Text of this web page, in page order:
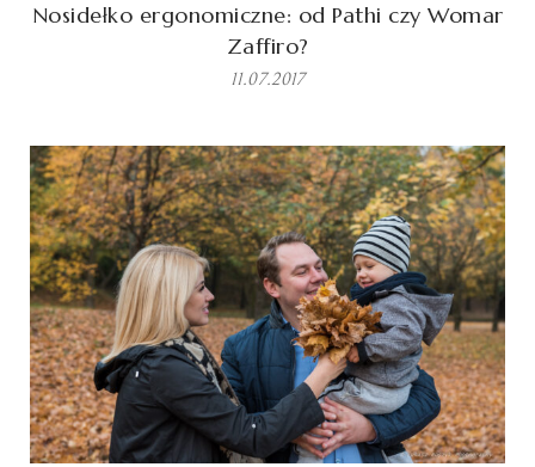
Nosidełko ergonomiczne: od Pathi czy Womar
Zaffiro?
11.07.2017